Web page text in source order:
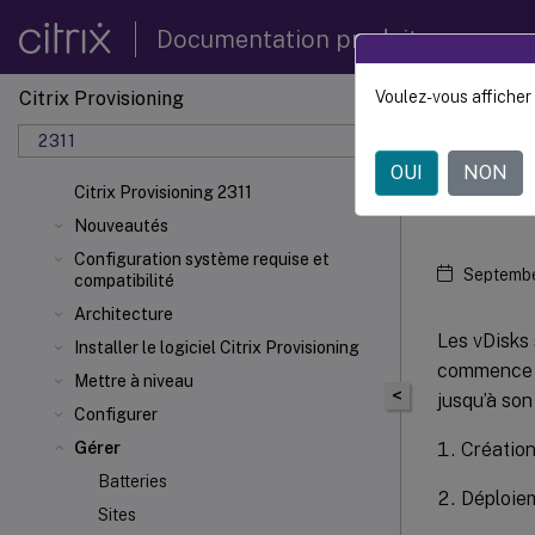
Documentation produit
Citrix Provisioning
2311
Citrix Provisioning 2311
Nouveautés
Configuration système requise et
compatibilité
Architecture
Installer le logiciel Citrix Provisioning
Mettre à niveau
Configurer
Gérer
Batteries
Sites
Citrix
<
Les
jusqu’à
Création
Voulez-vous
OUI NON